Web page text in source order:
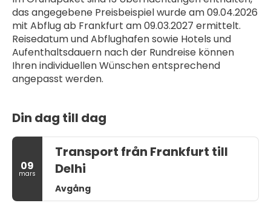
das angegebene Preisbeispiel wurde am 09.04.2026
mit Abflug ab Frankfurt am 09.03.2027 ermittelt.
Reisedatum und Abflughafen sowie Hotels und
Aufenthaltsdauern nach der Rundreise können
Ihren individuellen Wünschen entsprechend
angepasst werden.
Din dag till dag
09
mars
Transport från Frankfurt till
Delhi
Avgång